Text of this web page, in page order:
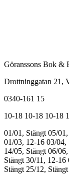
Göranssons Bok &
Drottninggatan 21 ,
0340-161 15
10-18 10-18 10-18
01/01, Stängt 05/
01/03, 12-16 03/04,
14/05, Stängt 06/
Stängt 30/11, 12-16
Stängt 25/12, Stängt